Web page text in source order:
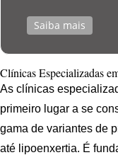
Saiba mais
Clínicas Especializadas
As clínicas
primeiro lugar a se
gama de variantes de
até lipoenxertia. É